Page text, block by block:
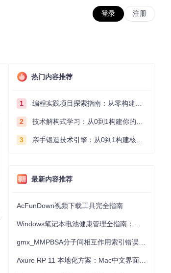
登录 注册
热门内容推荐
1 编程实践项目探索指南：从零构建技术能力体系
2 技术解构式学习：从0到1构建你的编程知识体系
3 亲手锻造技术引擎：从0到1构建核心系统的实践指南
最新内容推荐
AcFunDown视频下载工具完全指南